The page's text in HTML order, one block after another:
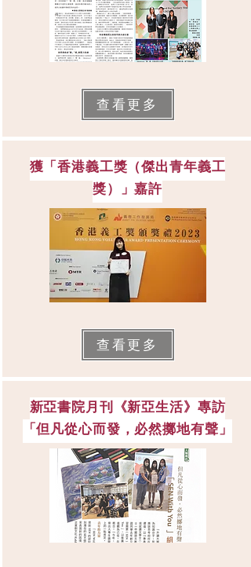
查看更多
獲「香港義工獎（傑出青年義工
獎）」嘉許
查看更多
新亞書院月刊《新亞生活》專訪
​「但凡從心而發，必然擲地有聲」